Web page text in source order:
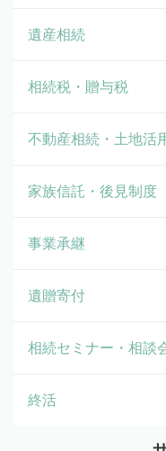
遺産相続
相続税・贈与税
不動産相続・土地活
家族信託・後見制度
事業承継
遺贈寄付
相続セミナー・相談
終活